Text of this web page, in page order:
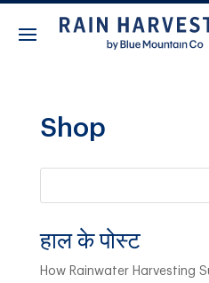
Shop
हाल के पोस्ट
How Rainwater Harvesting